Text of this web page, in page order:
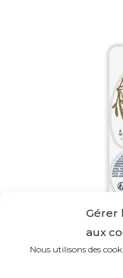
Gérer
aux
Nous utilisons des